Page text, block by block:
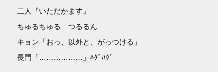
二人『いただかます』
ちゅるちゅる つるるん
キョン「おっ、以外と、がっつける」
長門「………………」ﾊｸﾞﾊｸﾞ